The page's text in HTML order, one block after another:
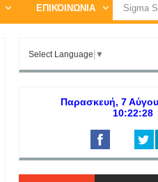
ΕΠΙΚΟΙΝΩΝΙΑ
Select Language ▼